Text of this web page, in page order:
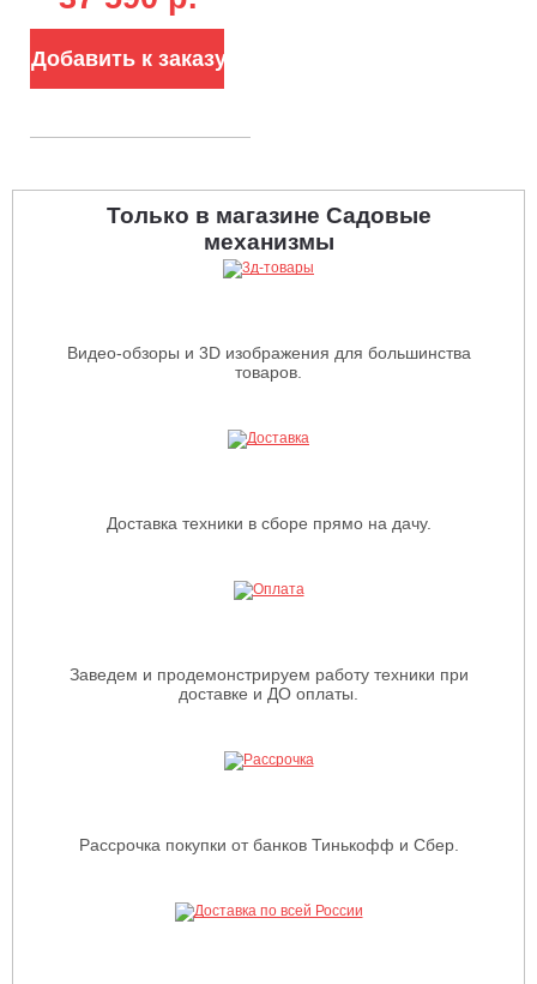
2000/2450 Нм, 3.0
Добавить к заказу
Только в магазине Садовые
механизмы
Видео-обзоры и 3D изображения для большинства
товаров.
Доставка техники в сборе прямо на дачу.
Заведем и продемонстрируем работу техники при
доставке и ДО оплаты.
Рассрочка покупки от банков Тинькофф и Сбер.